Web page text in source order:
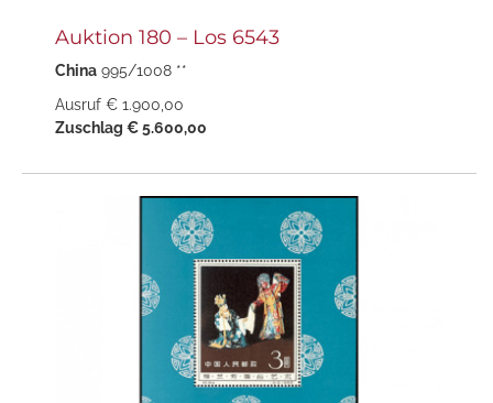
Auktion 180 – Los 6543
China 995/1008 **
Ausruf € 1.900,00
Zuschlag € 5.600,00